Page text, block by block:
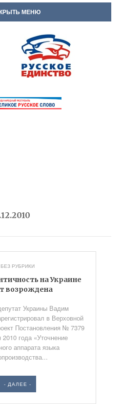
МЕНЮ
БЕЗ РУБРИКИ
на Украине
возрождена
Украины Вадим
в Верховной
Постановления № 7379
2010 года «Уточнение
аппарата языка
- ДАЛЕЕ -